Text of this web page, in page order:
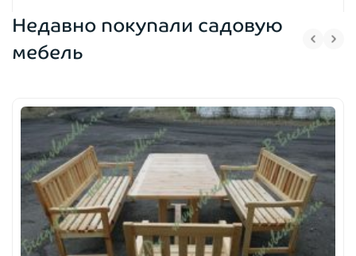
ОФОРМИТЬ ЗАКАЗ
Недавно покупали садовую
мебель